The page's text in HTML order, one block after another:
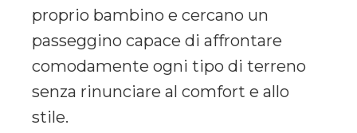
proprio bambino e cercano un
passeggino capace di affrontare
comodamente ogni tipo di terreno
senza rinunciare al comfort e allo
stile.